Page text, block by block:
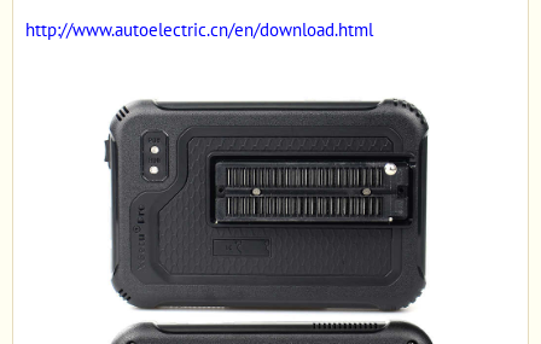
http://www.autoelectric.cn/en/download.html